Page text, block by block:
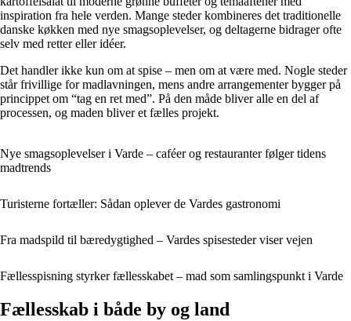
inspiration fra hele verden. Mange steder kombineres det traditionelle
danske køkken med nye smagsoplevelser, og deltagerne bidrager ofte
selv med retter eller idéer.
Det handler ikke kun om at spise – men om at være med. Nogle steder
står frivillige for madlavningen, mens andre arrangementer bygger på
princippet om “tag en ret med”. På den måde bliver alle en del af
processen, og maden bliver et fælles projekt.
Nye smagsoplevelser i Varde – caféer og restauranter følger tidens
madtrends
Turisterne fortæller: Sådan oplever de Vardes gastronomi
Fra madspild til bæredygtighed – Vardes spisesteder viser vejen
Fællesspisning styrker fællesskabet – mad som samlingspunkt i Varde
Fællesskab i både by og land